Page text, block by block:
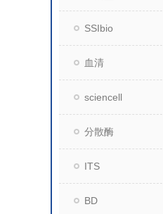
SSIbio
血清
sciencell
分散酶
ITS
BD